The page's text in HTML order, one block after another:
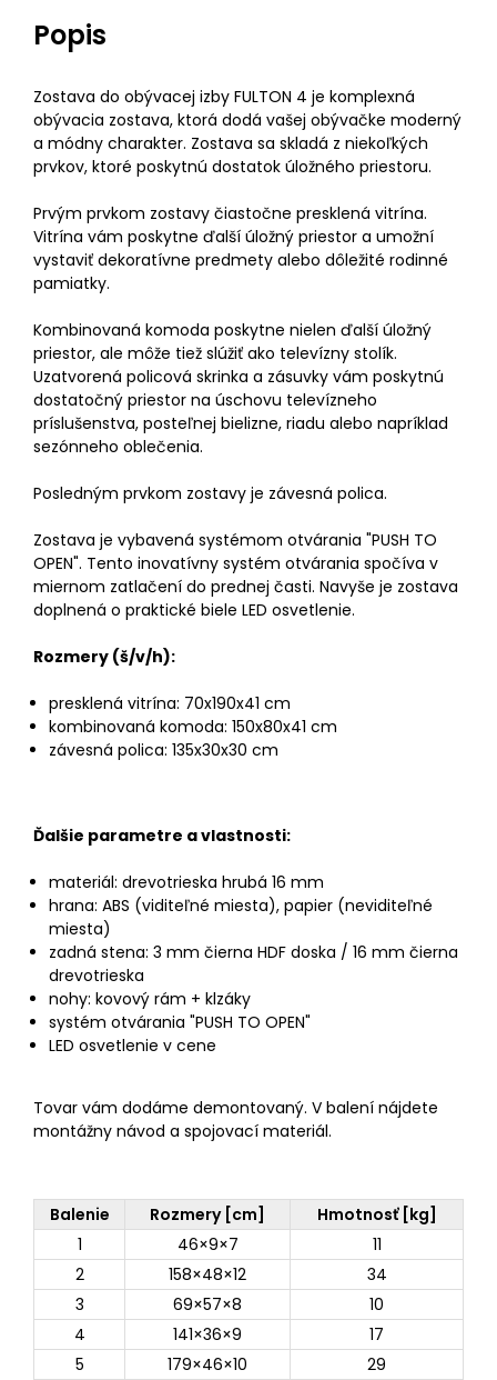
Popis
Zostava do obývacej izby FULTON 4 je komplexná
obývacia zostava, ktorá dodá vašej obývačke moderný
a módny charakter. Zostava sa skladá z niekoľkých
prvkov, ktoré poskytnú dostatok úložného priestoru.
Prvým prvkom zostavy čiastočne presklená vitrína.
Vitrína vám poskytne ďalší úložný priestor a umožní
vystaviť dekoratívne predmety alebo dôležité rodinné
pamiatky.
Kombinovaná komoda poskytne nielen ďalší úložný
priestor, ale môže tiež slúžiť ako televízny stolík.
Uzatvorená policová skrinka a zásuvky vám poskytnú
dostatočný priestor na úschovu televízneho
príslušenstva, posteľnej bielizne, riadu alebo napríklad
sezónneho oblečenia.
Posledným prvkom zostavy je závesná polica.
Zostava je vybavená systémom otvárania "PUSH TO
OPEN". Tento inovatívny systém otvárania spočíva v
miernom zatlačení do prednej časti. Navyše je zostava
doplnená o praktické biele LED osvetlenie.
Rozmery (š/v/h):
presklená vitrína: 70x190x41 cm
kombinovaná komoda: 150x80x41 cm
závesná polica: 135x30x30 cm
Ďalšie parametre a vlastnosti:
materiál: drevotrieska hrubá 16 mm
hrana: ABS (viditeľné miesta), papier (neviditeľné
miesta)
zadná stena: 3 mm čierna HDF doska / 16 mm čierna
drevotrieska
nohy: kovový rám + klzáky
systém otvárania "PUSH TO OPEN"
LED osvetlenie v cene
Tovar vám dodáme demontovaný. V balení nájdete
montážny návod a spojovací materiál.
Balenie Rozmery [cm]
Hmotnosť [kg]
1
46×9×7
11
2
158×48×12
34
3
69×57×8
10
4
141×36×9
17
5
179×46×10
29